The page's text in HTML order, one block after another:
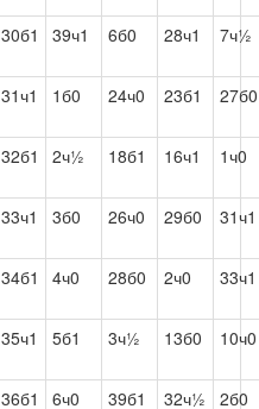
30б1 39ч1 6б0 28ч1 7ч½
31ч1 1б0 24ч0 23б1 27б0
32б1 2ч½ 18б1 16ч1 1ч0
33ч1 3б0 26ч0 29б0 31ч1
34б1 4ч0 28б0 2ч0 33ч1
35ч1 5б1 3ч½ 13б0 10ч0
36б1 6ч0 39б1 32ч½ 2б0